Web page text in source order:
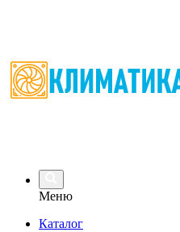
Меню
Каталог